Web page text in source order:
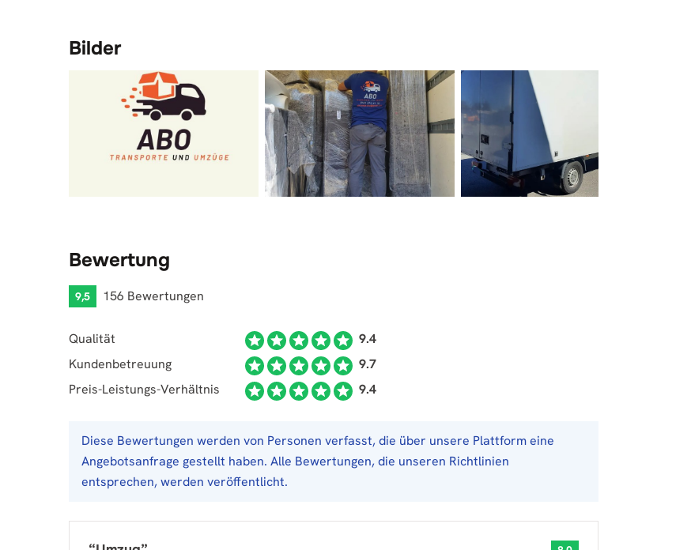
Bilder
Bewertung
9,5 156 Bewertungen
Qualität
9.4
Kundenbetreuung
9.7
Preis-Leistungs-Verhältnis
9.4
Diese Bewertungen werden von Personen verfasst, die über unsere Plattform eine
Angebotsanfrage gestellt haben. Alle Bewertungen, die unseren Richtlinien
entsprechen, werden veröffentlicht.